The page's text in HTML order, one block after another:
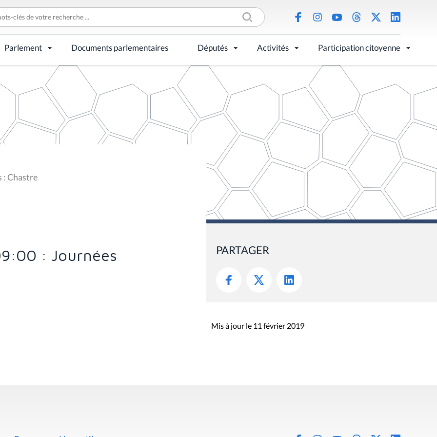
Parlement Documents parlementaires Députés Activités Participation citoyenne
: Chastre
: Journées
PARTAGER
Mis à jour le 11 février 2019